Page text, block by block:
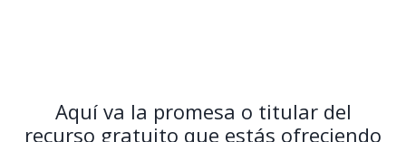
Aquí va la promesa o titular del
recurso gratuito que estás ofreciendo